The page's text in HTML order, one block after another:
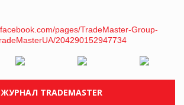
ЖУРНАЛ TRADEMASTER